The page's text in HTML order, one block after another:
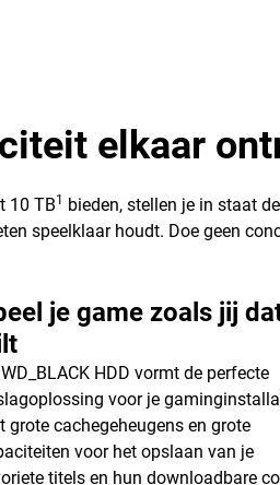
elkaar
10 TB1
bieden, stellen je in staat
speelklaar houdt. Doe geen
je game zoals jij
HDD vormt de perfecte
voor je
grote cachegeheugens en grote
voor het opslaan van je
titels en hun downloadbare